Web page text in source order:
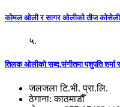
कोमल ओली र सागर ओलीको तीज कोसेली
५.
तिलक ओलीको सब्द,संगीतमा पशुपति शर्मा
जलजला टि.भी. प्रा.लि.
ठेगाना: काठमाडौँ